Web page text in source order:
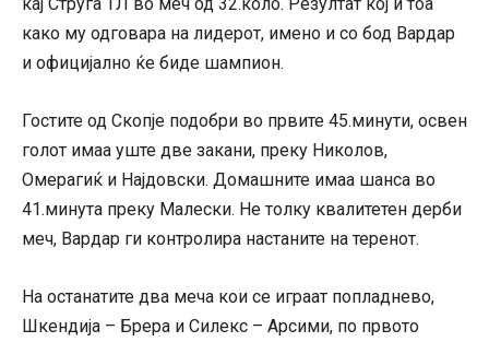
како му одговара на лидерот, имено и со бод Вардар
и официјално ќе биде шампион.
Гостите од Скопје подобри во првите 45.минути, освен
голот имаа уште две закани, преку Николов,
Омерагиќ и Најдовски. Домашните имаа шанса во
41.минута преку Малески. Не толку квалитетен дерби
меч, Вардар ги контролира настаните на теренот.
На останатите два меча кои се играат попладнево,
Шкендија – Брера и Силекс – Арсими, по првото